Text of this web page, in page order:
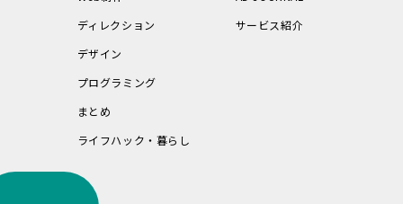
ディレクション
デザイン
プログラミング
まとめ
ライフハック・暮らし
サービス紹介